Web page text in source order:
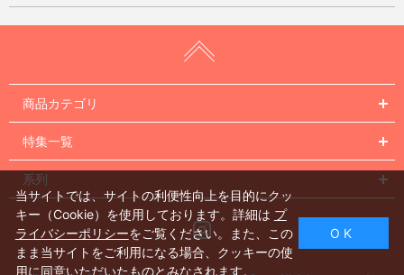
商品カテゴリ
特集一覧
系列
Instagram
当サイトでは、サイトの利便性向上を目的にクッ
キー（Cookie）を使用しております。詳細は プ
ライバシーポリシーをご覧ください。また、この
まま当サイトをご利用になる場合、クッキーの使
用に同意いただいたものとみなされます。
O K